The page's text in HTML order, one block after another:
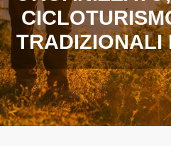
TRADIZIONALI